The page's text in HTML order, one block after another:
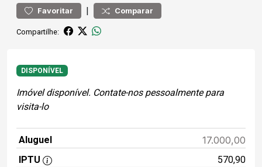
Favoritar | Comparar
Compartilhe:
DISPONÍVEL
Imóvel disponível. Contate-nos pessoalmente para
visita-lo
Aluguel 17.000,00
IPTU
570,90